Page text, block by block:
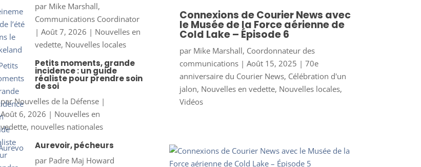
par Mike Marshall,
Communications Coordinator
| Août 7, 2026 | Nouvelles en
vedette, Nouvelles locales
Petits moments, grande
incidence : un guide
réaliste pour prendre soin
de soi
parNouvelles de la Défense|
Août 6, 2026 | Nouvelles en
vedette, nouvelles nationales
Aurevoir, pécheurs
par Padre Maj Howard
Connexions de Courier News avec
le Musée de la Force aérienne de
Cold Lake – Épisode 6
par Mike Marshall, Coordonnateur des
communications| Août 15, 2025 | 70e
anniversaire du Courier News, Célébration d'un
jalon, Nouvelles en vedette, Nouvelles locales,
Vidéos